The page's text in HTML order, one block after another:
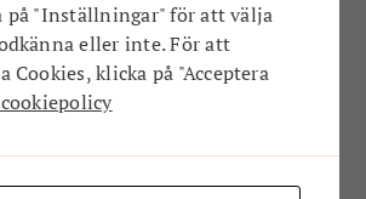
på "Inställningar" för att välja
eller inte. För att
Cookies, klicka på "Acceptera